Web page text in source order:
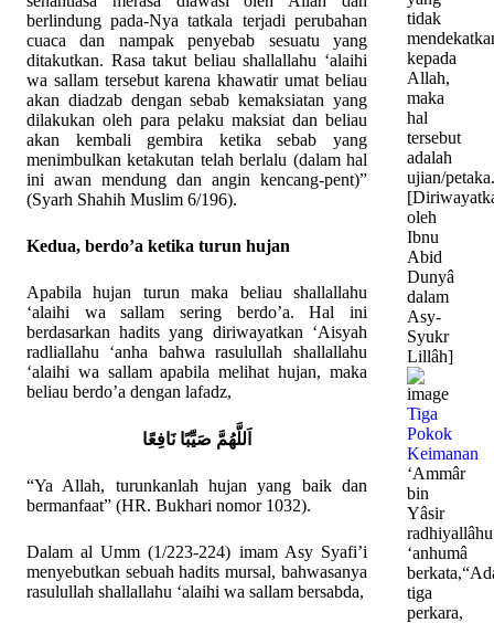
berlindung pada-Nya tatkala terjadi perubahan
cuaca dan nampak penyebab sesuatu yang
ditakutkan. Rasa takut beliau shallallahu ‘alaihi
wa sallam tersebut karena khawatir umat beliau
akan diadzab dengan sebab kemaksiatan yang
dilakukan oleh para pelaku maksiat dan beliau
akan kembali gembira ketika sebab yang
menimbulkan ketakutan telah berlalu (dalam hal
ini awan mendung dan angin kencang-pent)”
(Syarh Shahih Muslim 6/196).
Kedua, berdo’a ketika turun hujan
Apabila hujan turun maka beliau shallallahu
‘alaihi wa sallam sering berdo’a. Hal ini
berdasarkan hadits yang diriwayatkan ‘Aisyah
radliallahu ‘anha bahwa rasulullah shallallahu
‘alaihi wa sallam apabila melihat hujan, maka
beliau berdo’a dengan lafadz,
اَللَّهُمَّ صَيِّبًا نَافِعًا
“Ya Allah, turunkanlah hujan yang baik dan
bermanfaat” (HR. Bukhari nomor 1032).
Dalam al Umm (1/223-224) imam Asy Syafi’i
menyebutkan sebuah hadits mursal, bahwasanya
rasulullah shallallahu ‘alaihi wa sallam bersabda,
tidak
kepada
Allah,
maka
hal
tersebut
adalah
ujian/
oleh
Ibnu
Abid
Dunyâ
dalam
Asy-
Syukr
Lillâh]
Tiga
Pokok
Keimanan
‘Ammâr
bin
Yâsir
radhiyallâhu
‘anhumâ
berkata,
tiga
perkara,